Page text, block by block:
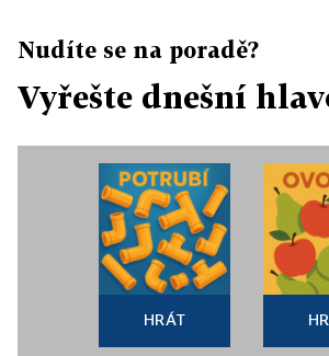
Nudíte se na poradě?
Vyřešte dnešní
HRÁT